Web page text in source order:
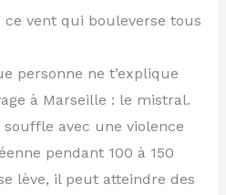
vent qui bouleverse tous
personne ne t’explique
à Marseille : le mistral.
avec une violence
pendant 100 à 150
lève, il peut atteindre des